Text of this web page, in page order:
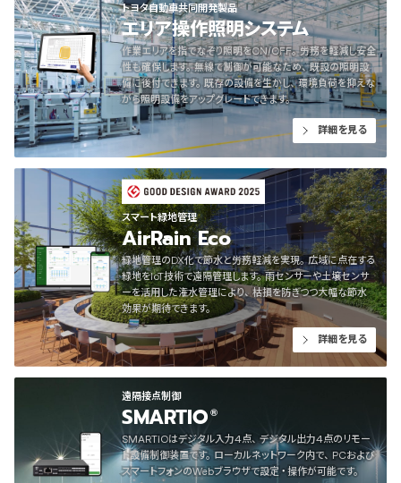
トヨタ自動車共同開発製品
エリア操作照明システム
作業エリアを指でなぞり照明をON/OFF。労務を軽減し安全
性も確保します。無線で制御が可能なため、既設の照明設
備に後付できます。既存の設備を生かし、環境負荷を抑えな
がら照明設備をアップグレードできます。
詳細を見る
スマート緑地管理
AirRain Eco
緑地管理のDX化で節水と労務軽減を実現。広域に点在する
緑地をIoT技術で遠隔管理します。雨センサーや土壌センサ
ーを活用した潅水管理により、枯損を防ぎつつ大幅な節水
効果が期待できます。
詳細を見る
遠隔接点制御
SMARTIO®
SMARTIOはデジタル入力4点、デジタル出力4点のリモー
ト設備制御装置です。ローカルネットワーク内で、PCおよび
スマートフォンのWebブラウザで設定・操作が可能です。